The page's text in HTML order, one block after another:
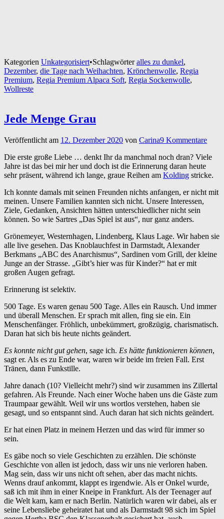
Kategorien Unkategorisiert•Schlagwörteralles zu dunkel,
Dezember, die Tage nach Weihachten, Krönchenwolle, Regia
Premium, Regia Premium Alpaca Soft, Regia Sockenwolle,
Wollreste
Jede Menge Grau
Veröffentlicht am 12. Dezember 2020 von Carina9 Kommentare
Die erste große Liebe … denkt Ihr da manchmal noch dran? Viele
Jahre ist das bei mir her und doch ist die Erinnerung daran heute
sehr präsent, während ich lange, graue Reihen am Kolding stricke.
Ich konnte damals mit seinen Freunden nichts anfangen, er nicht mit
meinen. Unsere Familien kannten sich nicht. Unsere Interessen,
Ziele, Gedanken, Ansichten hätten unterschiedlicher nicht sein
können. So wie Sartres „Das Spiel ist aus“, nur ganz anders.
Grönemeyer, Westernhagen, Lindenberg, Klaus Lage. Wir haben sie
alle live gesehen. Das Knoblauchfest in Darmstadt, Alexander
Berkmans „ABC des Anarchismus“, Sardinen vom Grill, der kleine
Junge an der Strasse. „Gibt’s hier was für Kinder?“ hat er mit
großen Augen gefragt.
Erinnerung ist selektiv.
500 Tage. Es waren genau 500 Tage. Alles ein Rausch. Und immer
und überall Menschen. Er sprach mit allen, fing sie ein. Ein
Menschenfänger. Fröhlich, unbekümmert, großzügig, charismatisch.
Daran hat sich bis heute nichts geändert.
Es konnte nicht gut gehen, sage ich. Es hätte funktionieren können,
sagt er. Als es zu Ende war, waren wir beide im freien Fall. Erst
Tränen, dann Funkstille.
Jahre danach (10? Vielleicht mehr?) sind wir zusammen ins Zillertal
gefahren. Als Freunde. Nach einer Woche haben uns die Gäste zum
Traumpaar gewählt. Weil wir uns wortlos verstehen, haben sie
gesagt, und so entspannt sind. Auch daran hat sich nichts geändert.
Er hat einen Platz in meinem Herzen und das wird für immer so
sein.
Es gäbe noch so viele Geschichten zu erzählen. Die schönste
Geschichte von allen ist jedoch, dass wir uns nie verloren haben.
Mag sein, dass wir uns nicht oft sehen, aber das macht nichts.
Wenns drauf ankommt, klappt es irgendwie. Als er Onkel wurde,
saß ich mit ihm in einer Kneipe in Frankfurt. Als der Teenager auf
die Welt kam, kam er nach Berlin. Natürlich waren wir dabei, als er
seine Lebensliebe geheiratet hat und als Darmstadt 98 sich im Spiel